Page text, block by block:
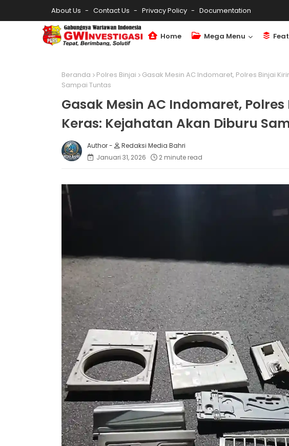
About Us Contact Us Privacy Policy Documentation
Home Mega Menu
Beranda Polres Binjai
Gasak Mesin AC Indomaret, Polres Binjai
Sampai Tuntas
Gasak Mesin AC Indomaret,
Keras: Kejahatan Akan Diburu
Redaksi Media Bahri
Januari 31, 2026
2 minute read